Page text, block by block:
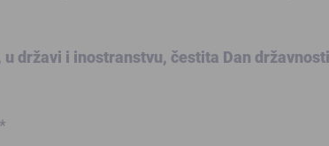
državi i inostranstvu, čestita Dan